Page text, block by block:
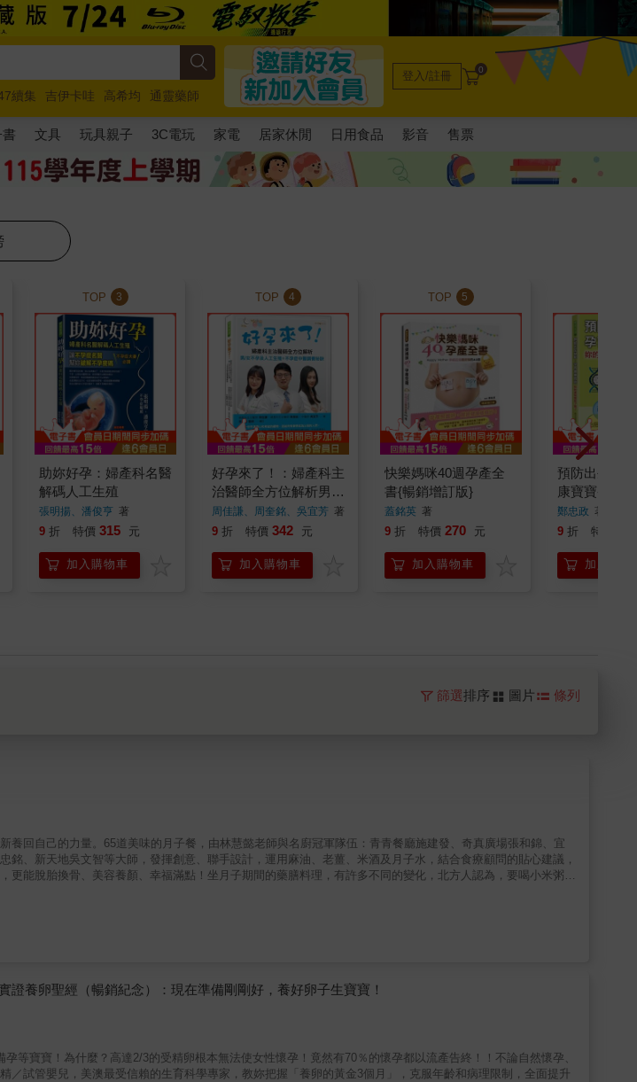
續集 吉伊卡哇 高希均
通靈藥師
員5 超慢跑
登入/註冊 0
文具 玩具親子 3C電玩 家電 居家休閒 日用食品 影音 售票
TOP 3
助妳好孕：婦產科名醫
解碼人工生殖
張明揚、潘俊亨著
9 折 特價 315 元
加入購物車
TOP 4
好孕來了！：婦產科主
治醫師全方位解析男/
女不孕及人工生殖＋不
孕症中醫調養秘訣
周佳謙、周奎銘、吳宜芳 著
9 折 特價 342 元
加入購物車
TOP 5
快樂媽咪40週孕產全
書{暢銷增訂版}
蓋銘英 著
9 折 特價 270 元
加入購物車
預防出生缺
康寶寶-妳的
了嗎？
鄭忠政 著
9 折 特價
加入購物
篩選排序 圖片 條列
養回自己的力量。65道美味的月子餐，由林慧懿老師與名廚冠軍隊伍：青青餐廳施建發、奇真廣場張和錦、宜
銘、新天地吳文智等大師，發揮創意、聯手設計，運用麻油、老薑、米酒及月子水，結合食療顧問的貼心建議，
更能脫胎換骨、美容養顏、幸福滿點！坐月子期間的藥膳料理，有許多不同的變化，北方人認為，要喝小米粥、
品，還要告訴妳許多坐月子的養生觀念，幫助新手媽媽們解開有關飲食及保健的各種疑惑。✦這本書，適合這樣
飲食的新手媽媽✓ 正在坐月子，卻不知道該怎麼吃才補得對✓ 希望兼顧美味、營養與身體恢復的女性✓ 想親手
的家人✓ 想透過飲食重新照顧自己身體的人本書特色#特色一｜名廚聯手研發，美味與調養兼具集結食療專家與
補」，更是一份對身體與心情的溫柔照顧。#特色三｜從主食、藥膳到甜品完整收錄涵蓋調養補品、養生飯麵、
提供最完整的月子飲食搭配提案。
證養卵聖經（暢銷紀念）：現在準備剛剛好，養好卵子生寶寶！
等寶寶！為什麼？高達2/3的受精卵根本無法使女性懷孕！竟然有70％的懷孕都以流產告終！！不論自然懷孕、
／試管嬰兒，美澳最受信賴的生育科學專家，教妳把握「養卵的黃金3個月」，克服年齡和病理限制，全面提升